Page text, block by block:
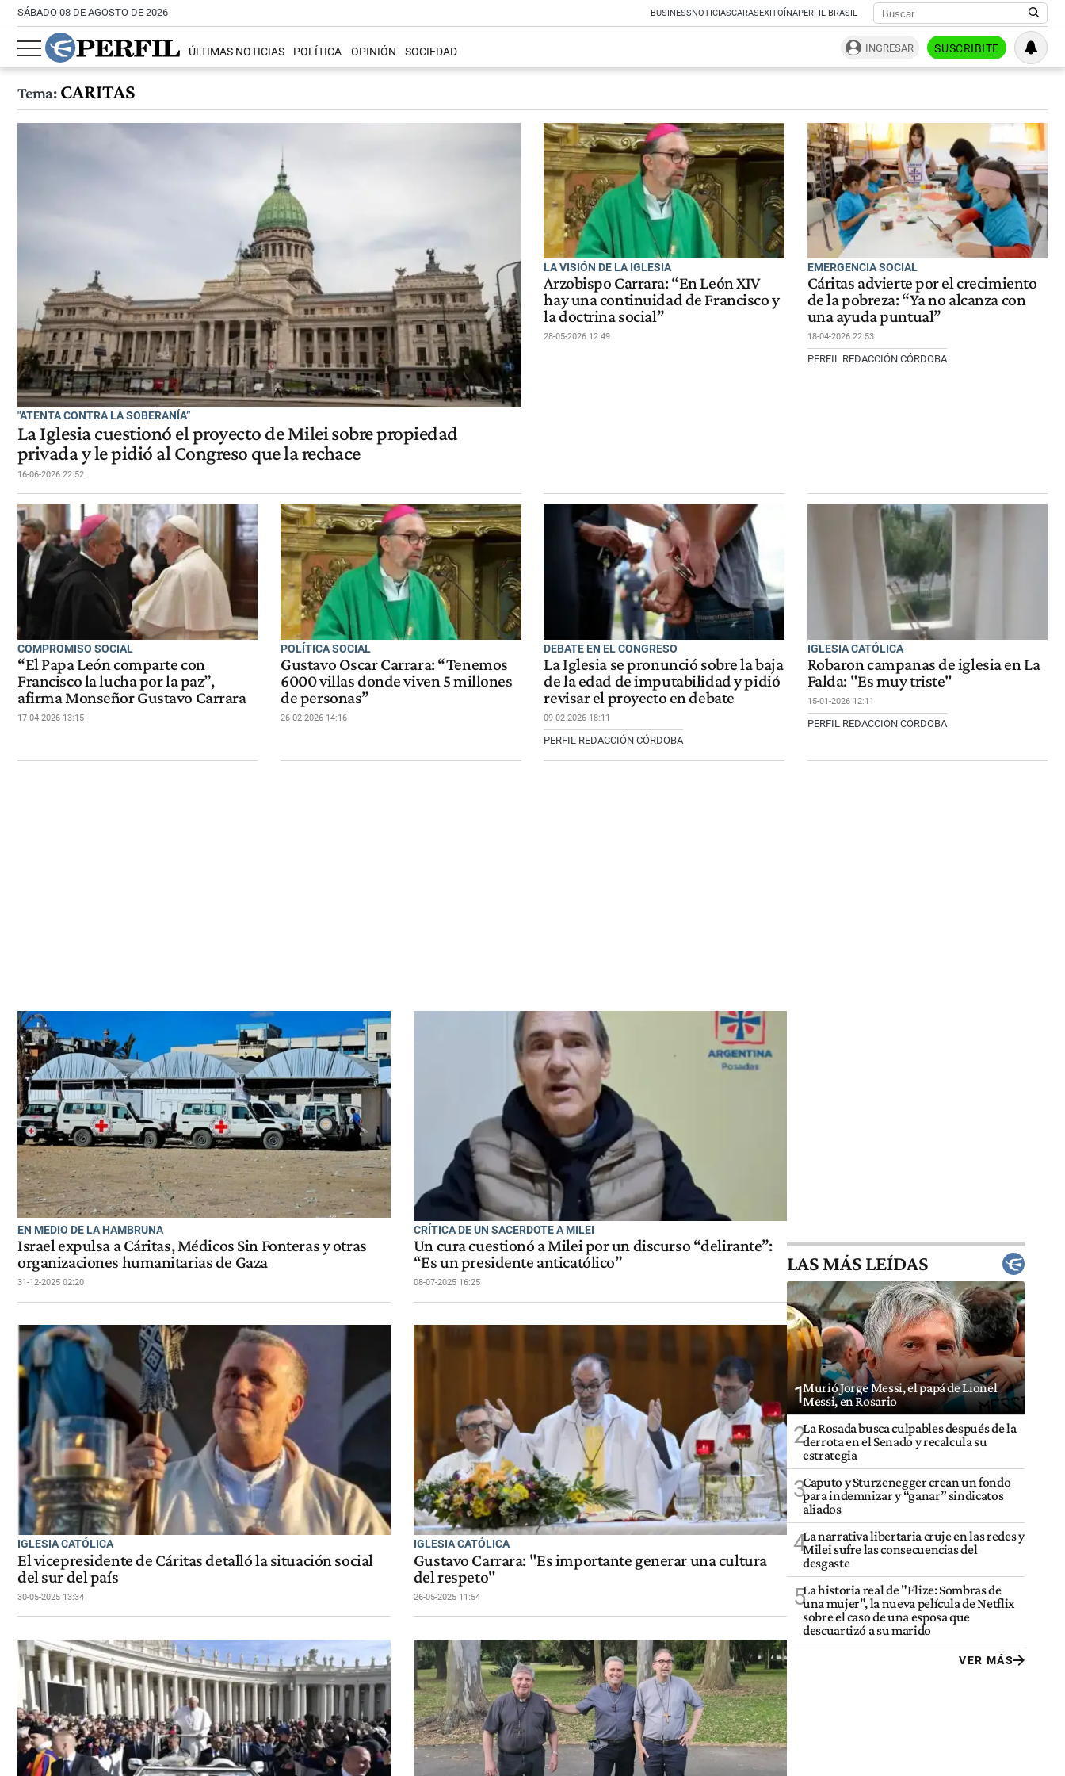
SÁBADO 08 DE AGOSTO DE 2026 BUSINESSNOTICIASCARASEXITOÍNAPERFIL BRASIL
ÚLTIMAS NOTICIAS POLÍTICA OPINIÓN SOCIEDAD INGRESAR SUSCRIBITE
Tema:CARITAS
"ATENTA CONTRA LA SOBERANÍA”
La Iglesia cuestionó el proyecto de Milei sobre propiedad
privada y le pidió al Congreso que la rechace
16-06-2026 22:52
LA VISIÓN DE LA IGLESIA
Arzobispo Carrara: “En León XIV
hay una continuidad de Francisco y
la doctrina social”
28-05-2026 12:49
EMERGENCIA SOCIAL
Cáritas advierte por el crecimiento
de la pobreza: “Ya no alcanza con
una ayuda puntual”
18-04-2026 22:53
PERFIL REDACCIÓN CÓRDOBA
COMPROMISO SOCIAL
“El Papa León comparte con
Francisco la lucha por la paz”,
afirma Monseñor Gustavo Carrara
17-04-2026 13:15
POLÍTICA SOCIAL
Gustavo Oscar Carrara: “Tenemos
6000 villas donde viven 5 millones
de personas”
26-02-2026 14:16
DEBATE EN EL CONGRESO
La Iglesia se pronunció sobre la baja
de la edad de imputabilidad y pidió
revisar el proyecto en debate
09-02-2026 18:11
PERFIL REDACCIÓN CÓRDOBA
IGLESIA CATÓLICA
Robaron campanas de iglesia en La
Falda: "Es muy triste"
15-01-2026 12:11
PERFIL REDACCIÓN CÓRDOBA
EN MEDIO DE LA HAMBRUNA
Israel expulsa a Cáritas, Médicos Sin Fonteras y otras
organizaciones humanitarias de Gaza
31-12-2025 02:20
CRÍTICA DE UN SACERDOTE A MILEI
Un cura cuestionó a Milei por un discurso “delirante”:
“Es un presidente anticatólico”
08-07-2025 16:25
IGLESIA CATÓLICA
El vicepresidente de Cáritas detalló la situación social
del sur del país
30-05-2025 13:34
IGLESIA CATÓLICA
Gustavo Carrara: "Es importante generar una cultura
del respeto"
26-05-2025 11:54
LAS MÁS LEÍDAS
1Murió Jorge Messi, el papá de Lionel
Messi, en Rosario
2La Rosada busca culpables después de la
derrota en el Senado y recalcula su
estrategia
3Caputo y Sturzenegger crean un fondo
para indemnizar y “ganar” sindicatos
aliados
4La narrativa libertaria cruje en las redes y
Milei sufre las consecuencias del
desgaste
5La historia real de "Elize: Sombras de
una mujer", la nueva película de Netflix
sobre el caso de una esposa que
descuartizó a su marido
VER MÁS